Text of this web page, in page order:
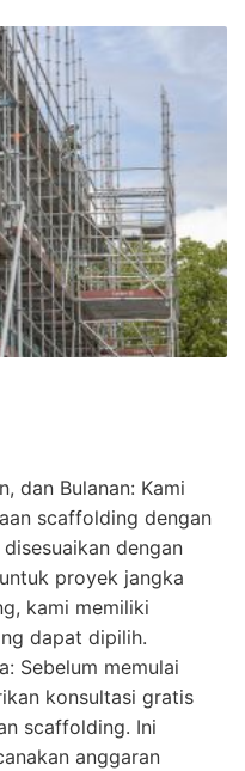
dan Bulanan: Kami
scaffolding dengan
dengan
proyek jangka
kami memiliki
dapat dipilih.
Sebelum memulai
konsultasi gratis
scaffolding. Ini
anggaran